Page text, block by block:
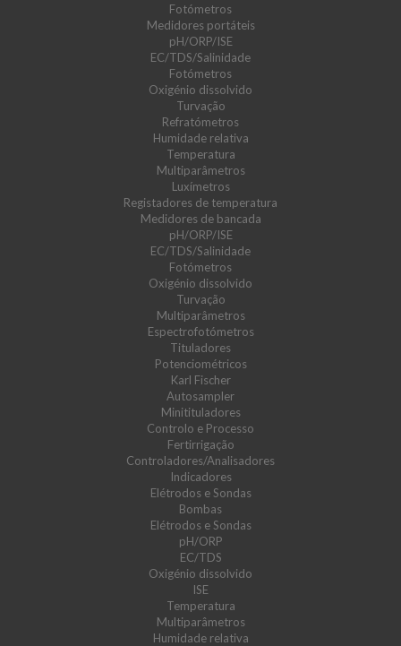
Fotómetros
Medidores portáteis
pH/ORP/ISE
EC/TDS/Salinidade
Fotómetros
Oxigénio dissolvido
Turvação
Refratómetros
Humidade relativa
Temperatura
Multiparâmetros
Luxímetros
Registadores de temperatura
Medidores de bancada
pH/ORP/ISE
EC/TDS/Salinidade
Fotómetros
Oxigénio dissolvido
Turvação
Multiparâmetros
Espectrofotómetros
Tituladores
Potenciométricos
Karl Fischer
Autosampler
Minitituladores
Controlo e Processo
Fertirrigação
Controladores/Analisadores
Indicadores
Elétrodos e Sondas
Bombas
Elétrodos e Sondas
pH/ORP
EC/TDS
Oxigénio dissolvido
ISE
Temperatura
Multiparâmetros
Humidade relativa